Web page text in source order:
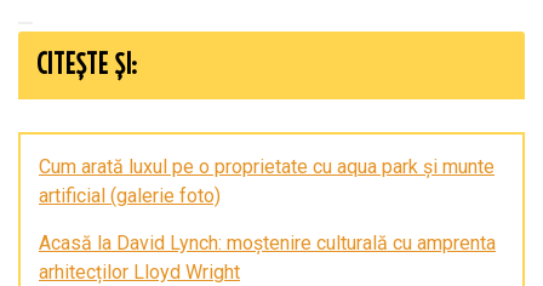
CITEȘTE ȘI:
Cum arată luxul pe o proprietate cu aqua park și munte
artificial (galerie foto)
Acasă la David Lynch: moștenire culturală cu amprenta
arhitecților Lloyd Wright